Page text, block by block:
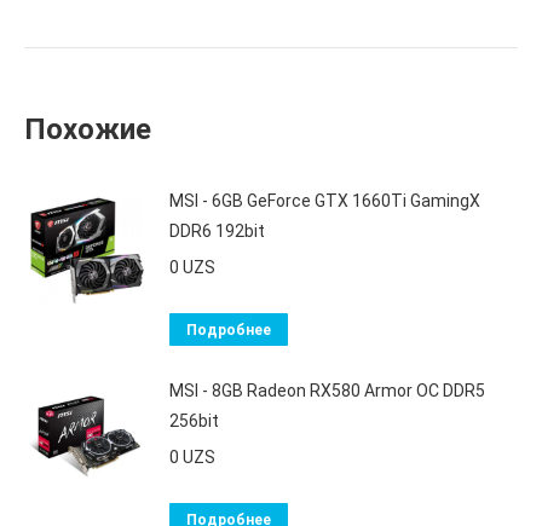
Похожие
MSI - 6GB GeForce GTX 1660Ti GamingX
DDR6 192bit
0 UZS
Подробнее
MSI - 8GB Radeon RX580 Armor OC DDR5
256bit
0 UZS
Подробнее